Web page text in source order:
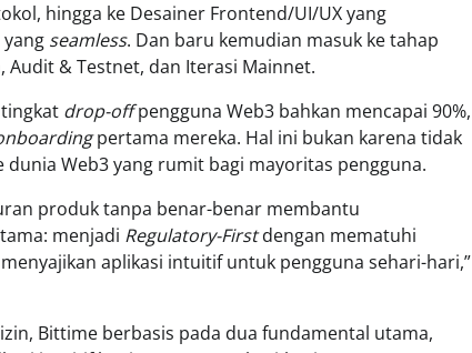
hingga ke Desainer Frontend/UI/UX yang
seamless. Dan baru kemudian masuk ke tahap
& Testnet, dan Iterasi Mainnet.
drop-offpengguna Web3 bahkan mencapai 90%,
pertama mereka. Hal ini bukan karena tidak
Web3 yang rumit bagi mayoritas pengguna.
produk tanpa benar-benar membantu
menjadi Regulatory-Firstdengan mematuhi
aplikasi intuitif untuk pengguna sehari-hari,”
Bittime berbasis pada dua fundamental utama,